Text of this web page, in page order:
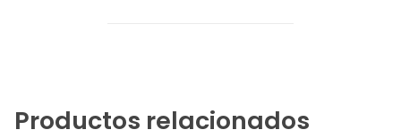
Productos relacionados